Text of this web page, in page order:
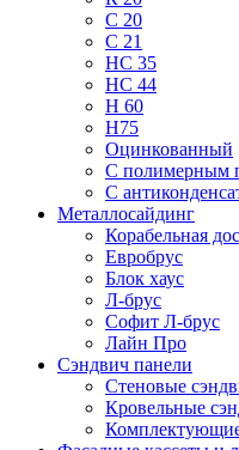
С 20
С 21
НС 35
НС 44
Н 60
Н75
Оцинкованный
С полимерным
С
Металлосайдинг
Корабельная
Евробрус
Блок хаус
Л-брус
Софит Л-брус
Лайн Про
Сэндвич панели
Стеновые
Кровельные